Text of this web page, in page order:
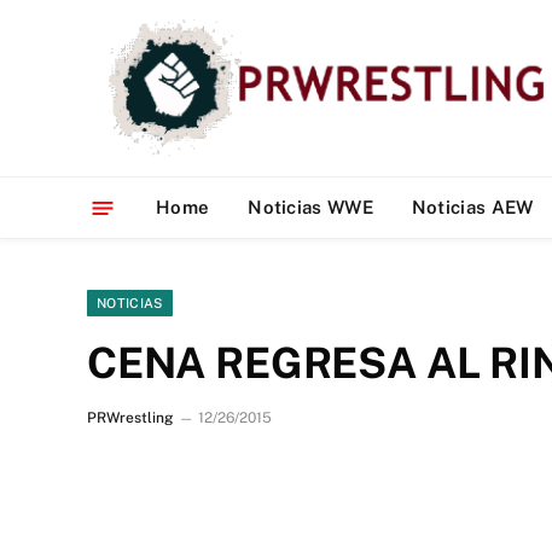
Home Noticias WWE Noticias AEW
NOTICIAS
CENA REGRESA AL
PRWrestling 12/26/2015